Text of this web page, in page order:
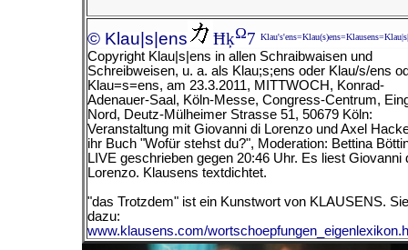
© Klau|s|ens ĦķΩ7
Copyright Klau|s|ens in allen Schraibwaisen und
Schreibweisen, u. a. als Klau;s;ens oder Klau/s/ens
Klau=s=ens, am 23.3.2011, MITTWOCH, Konrad-
Adenauer-Saal, Köln-Messe, Congress-Centrum,
Nord, Deutz-Mülheimer Strasse 51, 50679 Köln:
Veranstaltung mit Giovanni di Lorenzo und Axel
ihr Buch "Wofür stehst du?", Moderation: Bettina
LIVE geschrieben gegen 20:46 Uhr. Es liest Giovanni
Lorenzo. Klausens textdichtet.
"das Trotzdem" ist ein Kunstwort von KLAUSENS.
dazu:
www.klausens.com/